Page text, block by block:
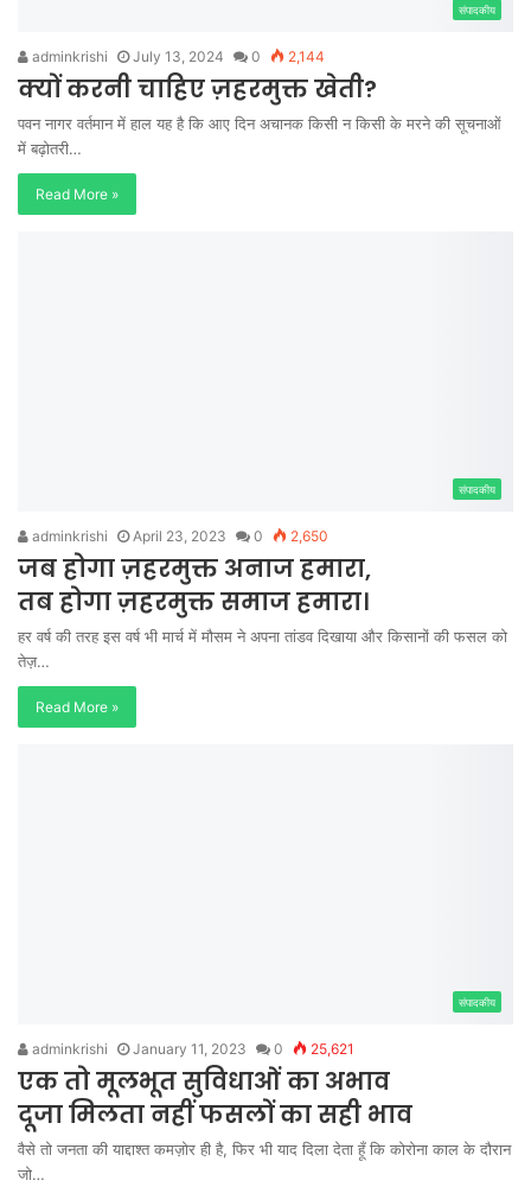
संपादकीय
adminkrishi July 13, 2024 0 2,144
क्यों करनी चाहिए ज़हरमुक्त खेती?
पवन नागर वर्तमान में हाल यह है कि आए दिन अचानक किसी न किसी के मरने की सूचनाओं
में बढ़ोतरी…
Read More »
संपादकीय
adminkrishi April 23, 2023 0 2,650
जब होगा ज़हरमुक्त अनाज हमारा,
तब होगा ज़हरमुक्त समाज हमारा।
हर वर्ष की तरह इस वर्ष भी मार्च में मौसम ने अपना तांडव दिखाया और किसानों की फसल को
तेज़…
Read More »
संपादकीय
adminkrishi January 11, 2023 0 25,621
एक तो मूलभूत सुविधाओं का अभाव
दूजा मिलता नहीं फसलों का सही भाव
वैसे तो जनता की याद्दाश्त कमज़ोर ही है, फिर भी याद दिला देता हूँ कि कोरोना काल के दौरान
जो…